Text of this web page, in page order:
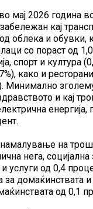
мај 2026 година
кај
облека и обувки,
со пораст од
спорт и култура
како и
Минимално
и кај
енергија,
намалување на
нега,
услуги од 0,4
за домаќинствата
од 0,1